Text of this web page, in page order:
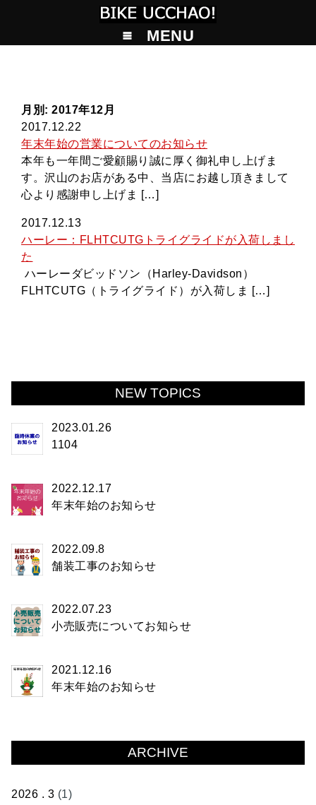
MENU
月別: 2017年12月
2017.12.22
年末年始の営業についてのお知らせ
本年も一年間ご愛顧賜り誠に厚く御礼申し上げま
す。沢山のお店がある中、当店にお越し頂きまして
心より感謝申し上げま […]
2017.12.13
ハーレー：FLHTCUTGトライグライドが入荷しまし
た
ハーレーダビッドソン（Harley-Davidson）
FLHTCUTG（トライグライド）が入荷しま […]
NEW TOPICS
2023.01.26
1104
2022.12.17
年末年始のお知らせ
2022.09.8
舗装工事のお知らせ
2022.07.23
小売販売についてお知らせ
2021.12.16
年末年始のお知らせ
ARCHIVE
2026 . 3 (1)